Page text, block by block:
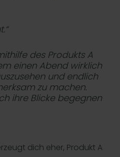
des Produkts A
einen Abend wirklich
und endlich
zu machen.
ihre Blicke begegnen
dich eher, Produkt A